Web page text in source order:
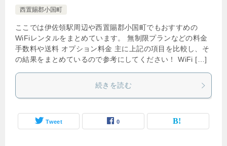
西置賜郡小国町
ここでは伊佐領駅周辺や西置賜郡小国町でもおすすめの
WiFiレンタルをまとめています。 無制限プランなどの料金
手数料や送料 オプション料金 主に上記の項目を比較し、そ
の結果をまとめているので参考にしてください！ WiFi […]
続きを読む
Tweet 0